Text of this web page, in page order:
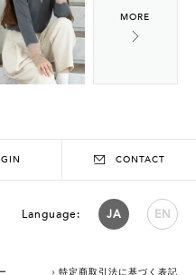
CONTACT
Language: JA EN
特定商取引法に基づく表記